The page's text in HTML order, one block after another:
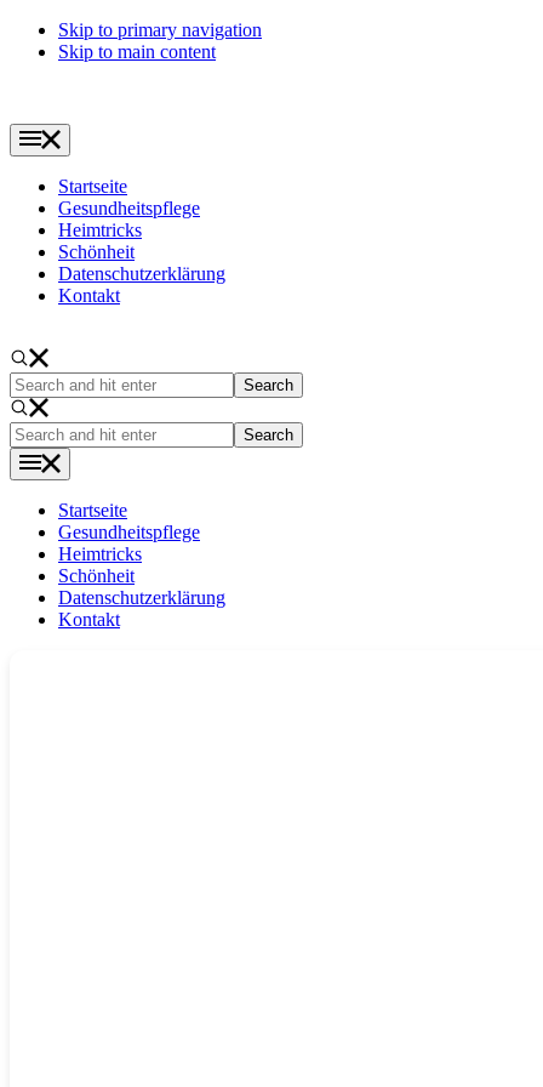
Skip to primary navigation
Skip to main content
Startseite
Gesundheitspflege
Heimtricks
Schönheit
Datenschutzerklärung
Kontakt
Search
and
hit
enter
Search
and
hit
Startseite
Gesundheitspflege
Heimtricks
Schönheit
Datenschutzerklärung
Kontakt